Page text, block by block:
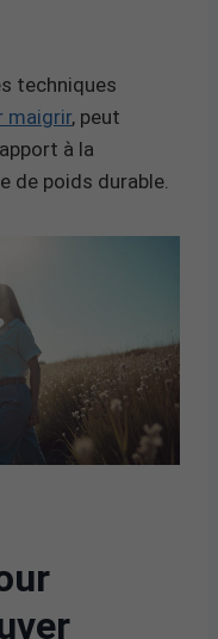
techniques
maigrir, peut
à la
de poids durable.